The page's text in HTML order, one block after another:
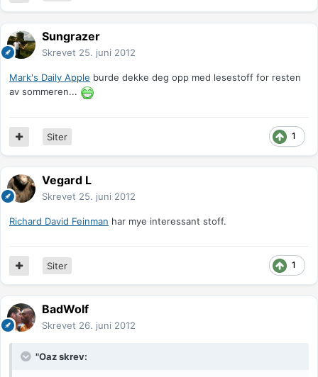
Sungrazer
Skrevet 25. juni 2012
Mark's Daily Apple burde dekke deg opp med lesestoff for resten
av sommeren...
1
Siter
Vegard L
Skrevet 25. juni 2012
Richard David Feinman har mye interessant stoff.
1
Siter
BadWolf
Skrevet 26. juni 2012
"Oaz skrev: